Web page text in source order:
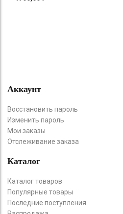
Аккаунт
Восстановить пароль
Изменить пароль
Мои заказы
Отслеживание заказа
Каталог
Каталог товаров
Популярные товары
Последние поступления